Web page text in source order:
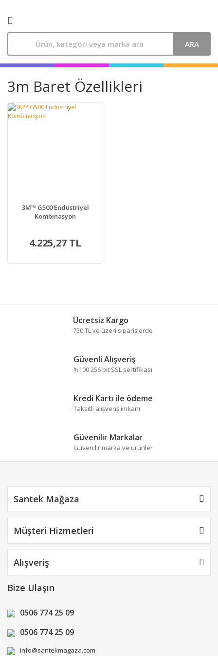
ARA
3m Baret Özellikleri
3M™ G500 Endüstriyel
Kombinasyon
4.225,27 TL
Ücretsiz Kargo
750 TL ve üzeri siparişlerde
Güvenli Alışveriş
%100 256 bit SSL sertifikası
Kredi Kartı ile ödeme
Taksitli alışveriş imkanı
Güvenilir Markalar
Güvenilir marka ve ürünler
Santek Mağaza
Müşteri Hizmetleri
Alışveriş
Bize Ulaşın
0506 774 25 09
0506 774 25 09
info@santekmagaza.com